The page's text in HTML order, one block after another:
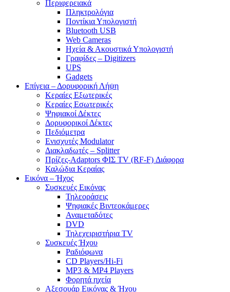
Περιφερειακά
Πληκτρολόγια
Ποντίκια Υπολογιστή
Bluetooth USB
Web Cameras
Ηχεία & Ακουστικά Υπολογιστή
Γραφίδες – Digitizers
UPS
Gadgets
Επίγεια – Δορυφορική Λήψη
Κεραίες Εξωτερικές
Κεραίες Εσωτερικές
Ψηφιακοί Δέκτες
Δορυφορικοί Δέκτες
Πεδιόμετρα
Ενισχυτές Modulator
Διακλαδωτές – Splitter
Πρίζες-Adaptors ΦΙΣ TV (RF-F) Διάφορα
Καλώδια Κεραίας
Εικόνα – Ήχος
Συσκευές Εικόνας
Τηλεοράσεις
Ψηφιακές Βιντεοκάμερες
Αναμεταδότες
DVD
Τηλεχειριστήρια TV
Συσκευές Ήχου
Ραδιόφωνα
CD Players/Hi-Fi
MP3 & MP4 Players
Φορητά ηχεία
Αξεσουάρ Εικόνας & Ήχου